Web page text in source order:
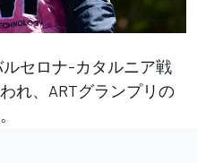
セロナ-カタルニア戦
れ、ARTグランプリの